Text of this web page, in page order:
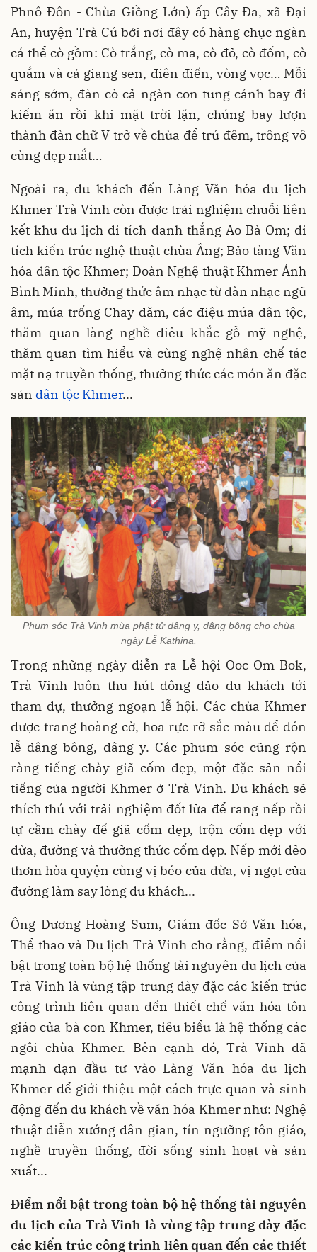
Phnô Đôn - Chùa Giồng Lớn) ấp Cây Đa, xã Đại
An, huyện Trà Cú bởi nơi đây có hàng chục ngàn
cá thể cò gồm: Cò trắng, cò ma, cò đỏ, cò đốm, cò
quắm và cả giang sen, điên điển, vòng vọc… Mỗi
sáng sớm, đàn cò cả ngàn con tung cánh bay đi
kiếm ăn rồi khi mặt trời lặn, chúng bay lượn
thành đàn chữ V trở về chùa để trú đêm, trông vô
cùng đẹp mắt…
Ngoài ra, du khách đến Làng Văn hóa du lịch
Khmer Trà Vinh còn được trải nghiệm chuỗi liên
kết khu du lịch di tích danh thắng Ao Bà Om; di
tích kiến trúc nghệ thuật chùa Âng; Bảo tàng Văn
hóa dân tộc Khmer; Đoàn Nghệ thuật Khmer Ánh
Bình Minh, thưởng thức âm nhạc từ dàn nhạc ngũ
âm, múa trống Chay dăm, các điệu múa dân tộc,
thăm quan làng nghề điêu khắc gỗ mỹ nghệ,
thăm quan tìm hiểu và cùng nghệ nhân chế tác
mặt nạ truyền thống, thưởng thức các món ăn đặc
sản dân tộc Khmer...
Phum sóc Trà Vinh mùa phật tử dâng y, dâng bông cho chùa
ngày Lễ Kathina.
Trong những ngày diễn ra Lễ hội Ooc Om Bok,
Trà Vinh luôn thu hút đông đảo du khách tới
tham dự, thưởng ngoạn lễ hội. Các chùa Khmer
được trang hoàng cờ, hoa rực rỡ sắc màu để đón
lễ dâng bông, dâng y. Các phum sóc cũng rộn
ràng tiếng chày giã cốm dẹp, một đặc sản nổi
tiếng của người Khmer ở Trà Vinh. Du khách sẽ
thích thú với trải nghiệm đốt lửa để rang nếp rồi
tự cầm chày để giã cốm dẹp, trộn cốm dẹp với
dừa, đường và thưởng thức cốm dẹp. Nếp mới dẻo
thơm hòa quyện cùng vị béo của dừa, vị ngọt của
đường làm say lòng du khách...
Ông Dương Hoàng Sum, Giám đốc Sở Văn hóa,
Thể thao và Du lịch Trà Vinh cho rằng, điểm nổi
bật trong toàn bộ hệ thống tài nguyên du lịch của
Trà Vinh là vùng tập trung dày đặc các kiến trúc
công trình liên quan đến thiết chế văn hóa tôn
giáo của bà con Khmer, tiêu biểu là hệ thống các
ngôi chùa Khmer. Bên cạnh đó, Trà Vinh đã
mạnh dạn đầu tư vào Làng Văn hóa du lịch
Khmer để giới thiệu một cách trực quan và sinh
động đến du khách về văn hóa Khmer như: Nghệ
thuật diễn xướng dân gian, tín ngưỡng tôn giáo,
nghề truyền thống, đời sống sinh hoạt và sản
xuất...
Điểm nổi bật trong toàn bộ hệ thống tài nguyên
du lịch của Trà Vinh là vùng tập trung dày đặc
các kiến trúc công trình liên quan đến các thiết